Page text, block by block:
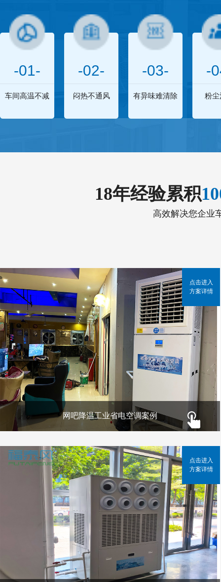
-01-
车间高温不减
-02-
闷热不通风
-03-
有异味难清除
-
粉尘
18年经验累积
高效解决您企业
网吧降温工业省电空调案例
点击进入
方案详情
点击进入
方案详情